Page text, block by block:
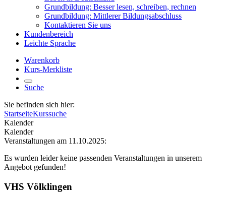
Grundbildung: Besser lesen, schreiben, rechnen
Grundbildung: Mittlerer Bildungsabschluss
Kontaktieren Sie uns
Kundenbereich
Leichte Sprache
Warenkorb
Kurs-Merkliste
Suche
Sie befinden sich hier:
StartseiteKurssuche
Kalender
Kalender
Veranstaltungen am 11.10.2025:
Es wurden leider keine passenden Veranstaltungen in unserem
Angebot gefunden!
VHS Völklingen